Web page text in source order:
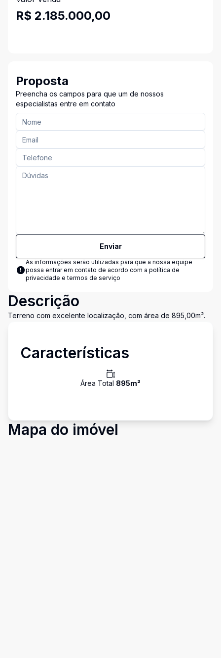
R$ 2.185.000,00
Proposta
Preencha os campos para que um de nossos
especialistas entre em contato
Enviar
As informações serão utilizadas para que a nossa equipe
possa entrar em contato de acordo com a política de
privacidade e termos de serviço
Descrição
Terreno com excelente localização, com área de 895,00m².
Características
Área Total 895m²
Mapa do imóvel